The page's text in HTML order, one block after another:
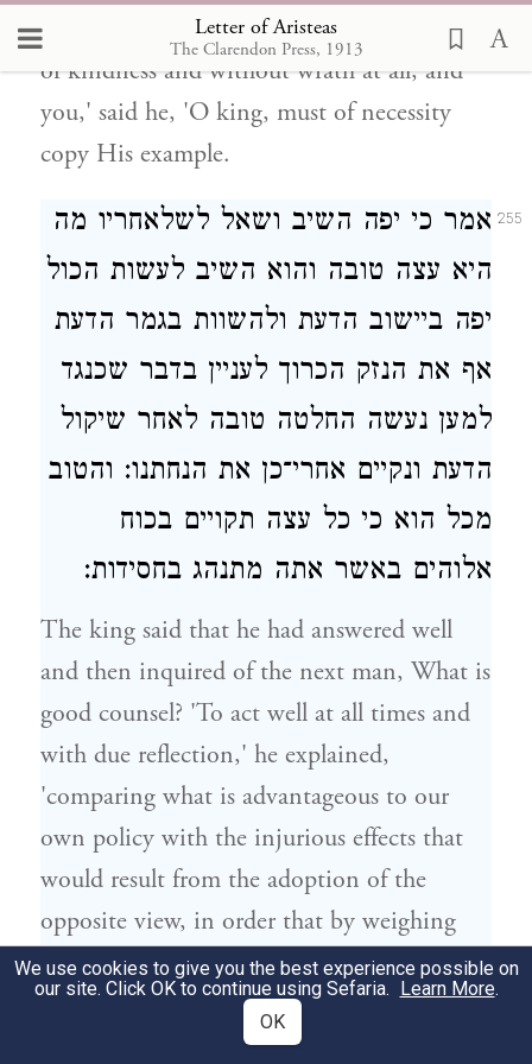
Letter of Aristeas
The Clarendon Press, 1913
that God rules the whole world in the spirit
of kindness and without wrath at all, and
you,' said he, 'O king, must of necessity
copy His example.
255 אמר כי יפה השיב ושאל לשלאחריו מה
היא עצה טובה והוא השיב לעשות הכול
יפה ביישוב הדעת ולהשוות בגמר הדעת
אף את הנזק הכרוך לעניין בדבר שכנגד
למען נעשה החלטה טובה לאחר שיקול
הדעת ונקיים אחרי־כן את הנחתנו: והטוב
מכל הוא כי כל עצה תקויים בכוח
אלוהים באשר אתה מתנהג בחסידות:
The king said that he had answered well
and then inquired of the next man, What is
good counsel? 'To act well at all times and
with due reflection,' he explained,
'comparing what is advantageous to our
own policy with the injurious effects that
would result from the adoption of the
opposite view, in order that by weighing
every point we may be well advised and our
purpose may be accomplished. And most
important of all, by the power of God every
We use cookies to give you the best experience possible on
our site. Click OK to continue using Sefaria. Learn More.
OK